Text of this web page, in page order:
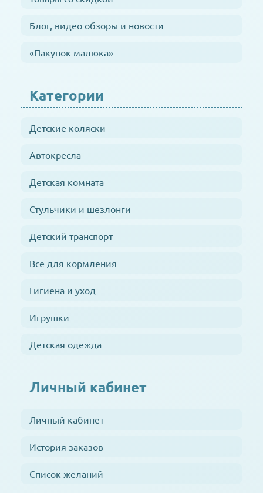
Блог, видео обзоры и новости
«Пакунок малюка»
Категории
Детские коляски
Автокресла
Детская комната
Стульчики и шезлонги
Детский транспорт
Все для кормления
Гигиена и уход
Игрушки
Детская одежда
Личный кабинет
Личный кабинет
История заказов
Список желаний